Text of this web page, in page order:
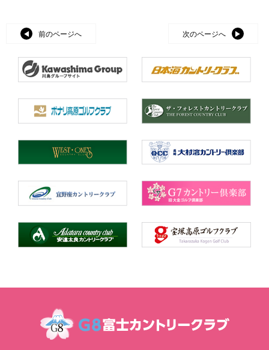
前のページへ 次のページへ